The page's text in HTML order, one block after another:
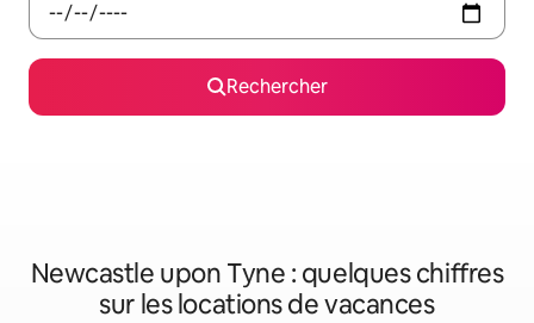
Rechercher
Newcastle upon Tyne : quelques chiffres
sur les locations de vacances